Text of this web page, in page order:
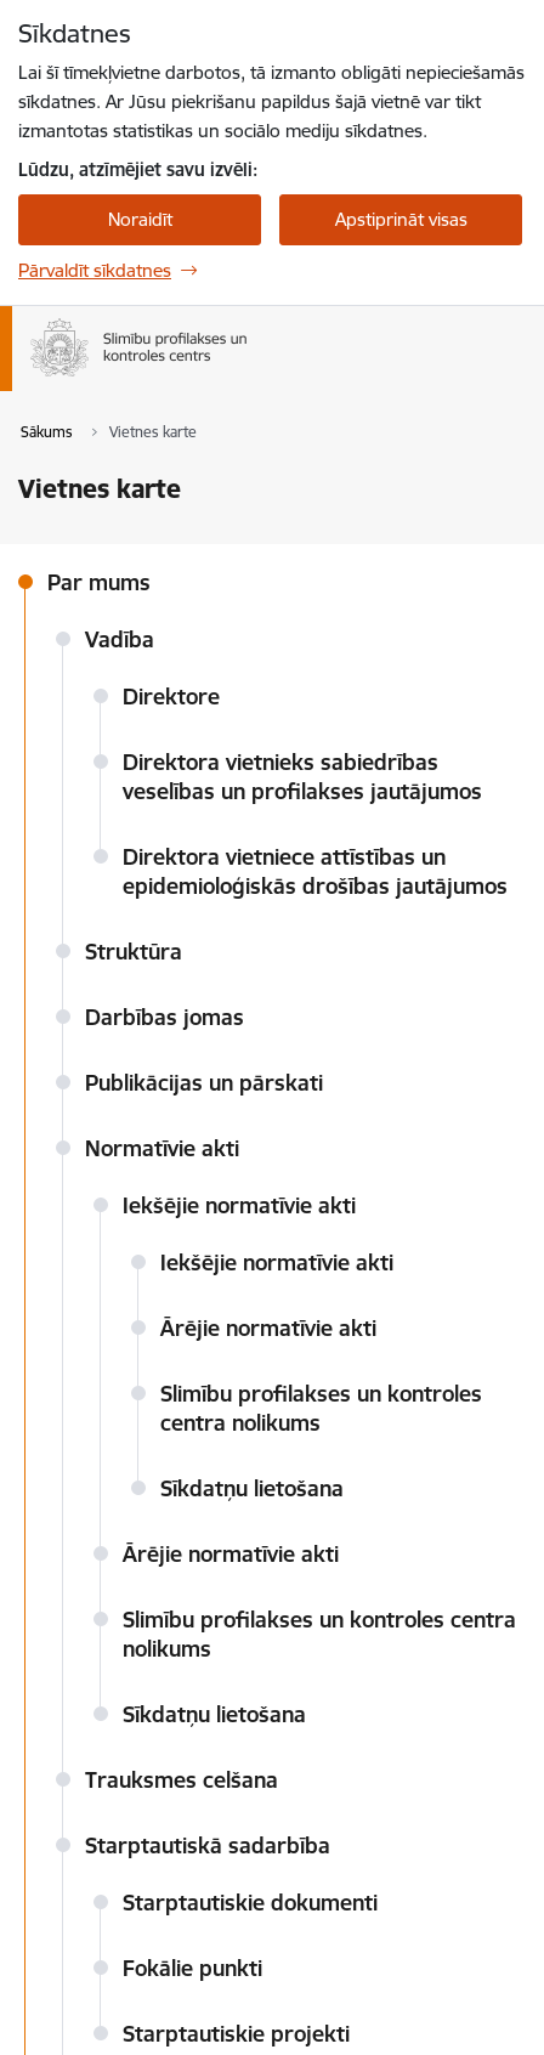
Sīkdatnes
Lai šī tīmekļvietne darbotos, tā izmanto obligāti nepieciešamās
sīkdatnes. Ar Jūsu piekrišanu papildus šajā vietnē var tikt
izmantotas statistikas un sociālo mediju sīkdatnes.
Lūdzu, atzīmējiet savu izvēli:
Noraidīt Apstiprināt visas
Pārvaldīt sīkdatnes
Sākums Vietnes karte
Vietnes karte
Par mums
Vadība
Direktore
Direktora vietnieks sabiedrības
veselības un profilakses jautājumos
Direktora vietniece attīstības un
epidemioloģiskās drošības jautājumos
Struktūra
Darbības jomas
Publikācijas un pārskati
Normatīvie akti
Iekšējie normatīvie akti
Iekšējie normatīvie akti
Ārējie normatīvie akti
Slimību profilakses un kontroles
centra nolikums
Sīkdatņu lietošana
Ārējie normatīvie akti
Slimību profilakses un kontroles centra
nolikums
Sīkdatņu lietošana
Trauksmes celšana
Starptautiskā sadarbība
Starptautiskie dokumenti
Fokālie punkti
Starptautiskie projekti